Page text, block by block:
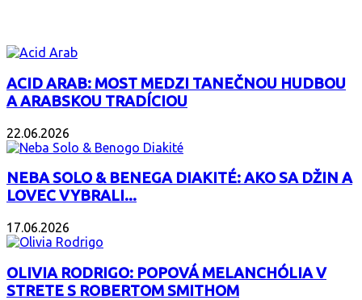
ACID ARAB: MOST MEDZI TANEČNOU HUDBOU
A ARABSKOU TRADÍCIOU
22.06.2026
NEBA SOLO & BENEGA DIAKITÉ: AKO SA DŽIN A
LOVEC VYBRALI...
17.06.2026
OLIVIA RODRIGO: POPOVÁ MELANCHÓLIA V
STRETE S ROBERTOM SMITHOM